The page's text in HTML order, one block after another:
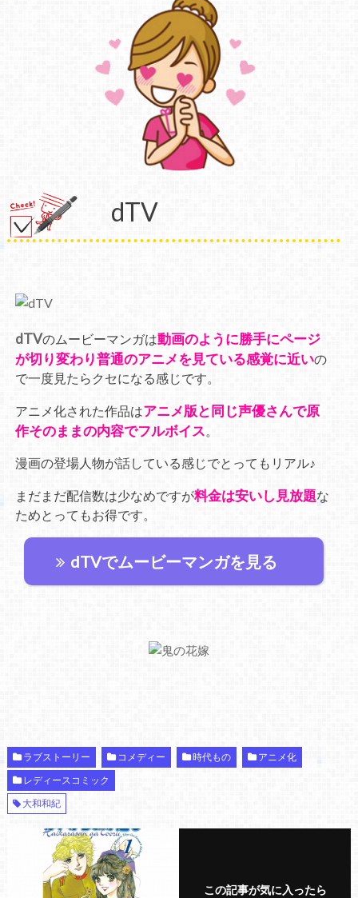
dTV
dTVのムービーマンガは動画のように勝手にページ
が切り変わり普通のアニメを見ている感覚に近いの
で一度見たらクセになる感じです。
アニメ化された作品はアニメ版と同じ声優さんで原
作そのままの内容でフルボイス。
漫画の登場人物が話している感じでとってもリアル♪
まだまだ配信数は少なめですが料金は安いし見放題な
ためとってもお得です。
dTVでムービーマンガを見る
ラブストーリー コメディー 時代もの
アニメ化
レディースコミック
大和和紀
この記事が気に入ったら